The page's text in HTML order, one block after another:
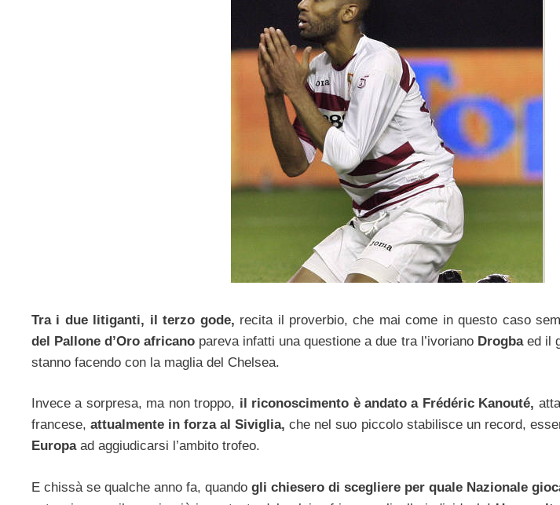
Tra i due litiganti, il terzo gode, recita il proverbio, che mai come in questo caso
del Pallone d’Oro africano pareva infatti una questione a due tra l’ivoriano Drogbaed il
stanno facendo con la maglia del Chelsea.
Invece a sorpresa, ma non troppo, il riconoscimento è andato a Frédéric Kanouté,
francese,attualmente in forza al Siviglia, che nel suo piccolo stabilisce un record,
Europa ad aggiudicarsi l’ambito trofeo.
E chissà se qualche anno fa, quando gli chiesero di scegliere per quale Nazionale